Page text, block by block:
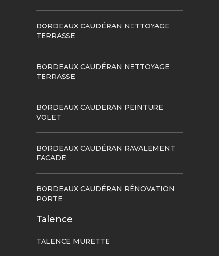
BORDEAUX CAUDÉRAN NETTOYAGE
TERRASSE
BORDEAUX CAUDÉRAN NETTOYAGE
TERRASSE
BORDEAUX CAUDERAN PEINTURE
VOLET
BORDEAUX CAUDÉRAN RAVALEMENT
FACADE
BORDEAUX CAUDÉRAN RÉNOVATION
PORTE
Talence
TALENCE MURETTE